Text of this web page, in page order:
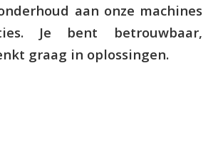
aan onze machines
Je bent betrouwbaar,
graag in oplossingen.